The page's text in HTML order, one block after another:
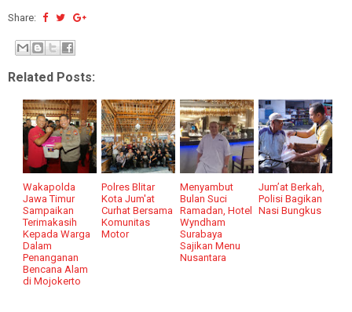
Share:
Related Posts:
Wakapolda
Jawa Timur
Sampaikan
Terimakasih
Kepada Warga
Dalam
Penanganan
Bencana Alam
di Mojokerto
Polres Blitar
Kota Jum'at
Curhat Bersama
Komunitas
Motor
Menyambut
Bulan Suci
Ramadan, Hotel
Wyndham
Surabaya
Sajikan Menu
Nusantara
Jum’at Berkah,
Polisi Bagikan
Nasi Bungkus